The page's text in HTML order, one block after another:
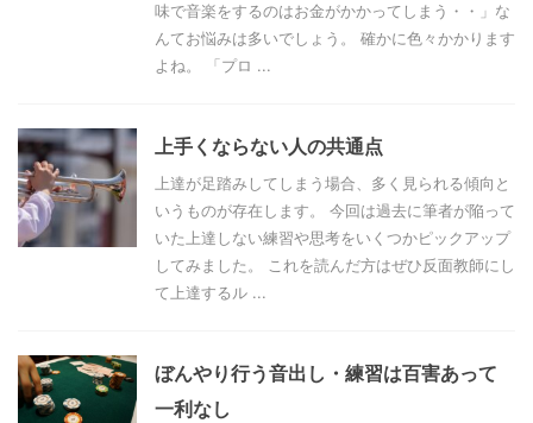
味で音楽をするのはお金がかかってしまう・・」な
んてお悩みは多いでしょう。 確かに色々かかります
よね。 「プロ ...
上手くならない人の共通点
上達が足踏みしてしまう場合、多く見られる傾向と
いうものが存在します。 今回は過去に筆者が陥って
いた上達しない練習や思考をいくつかピックアップ
してみました。 これを読んだ方はぜひ反面教師にし
て上達するル ...
ぼんやり行う音出し・練習は百害あって
一利なし